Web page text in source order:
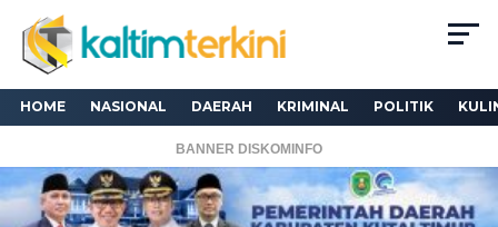
HOME NASIONAL DAERAH KRIMINAL POLITIK
BANNER DISKOMINFO